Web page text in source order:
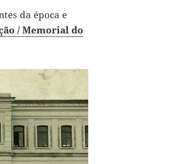
da época e
/ Memorial do